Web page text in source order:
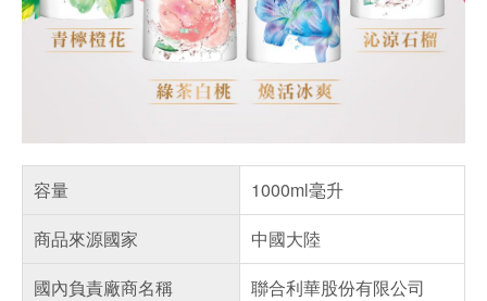
容量
1000ml毫升
商品來源國家
中國大陸
國內負責廠商名稱
聯合利華股份有限公司